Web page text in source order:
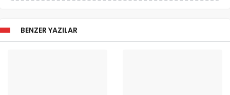
BENZER YAZILAR